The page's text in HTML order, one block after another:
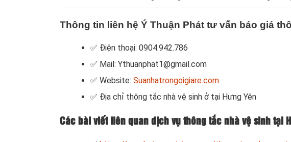
Thông tin liên hệ Ý Thuận Phát tư vấn báo giá
✅ Điện thoại: 0904.942.786
✅ Mail: Ythuanphat1@gmail.com
✅ Website: Suanhatrongoigiare.com
✅ Địa chỉ thông tắc nhà vệ sinh ở tại Hưng Yên
Các bài viết liên quan dịch vụ thông tắc nhà vệ sinh tại